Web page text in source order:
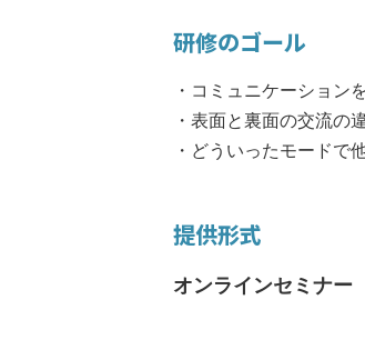
研修のゴール
・コミュニケーション
・表面と裏面の交流の
・どういったモードで
提供形式
オンラインセミナー